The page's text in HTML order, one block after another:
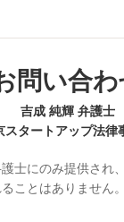
問い合わ
吉成 純輝 弁護士
スタートアップ法律
士にのみ提供され
ことはありません。